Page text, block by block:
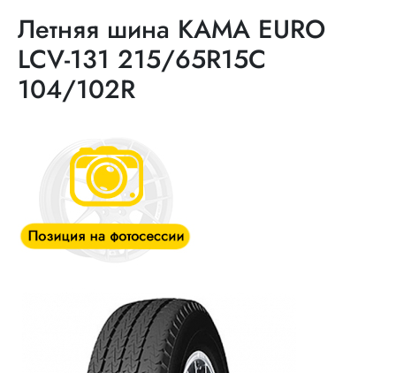
Летняя шина KAMA EURO
LCV-131 215/65R15C
104/102R